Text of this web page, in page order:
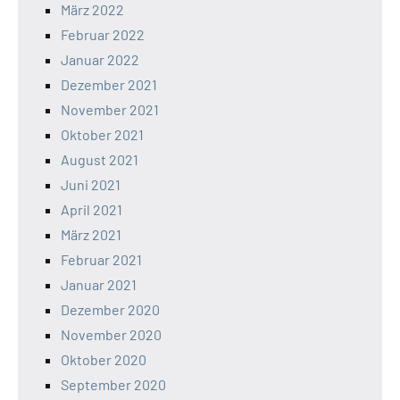
März 2022
Februar 2022
Januar 2022
Dezember 2021
November 2021
Oktober 2021
August 2021
Juni 2021
April 2021
März 2021
Februar 2021
Januar 2021
Dezember 2020
November 2020
Oktober 2020
September 2020